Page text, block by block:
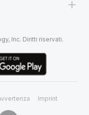
Inc. Diritti riservati.
Imprint